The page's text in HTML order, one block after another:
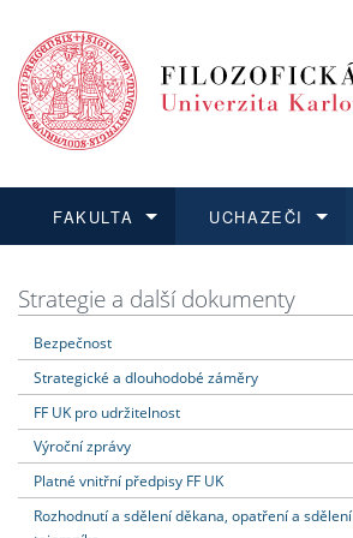
FAKULTA
Dozvědět se více
UCHAZEČI
Podat přihlášku
Dozvědět se více
Dozvědět se více
Dozvědět se více
Strategie a další dokumenty
Bezpečnost
Strategické a dlouhodobé záměry
FF UK pro udržitelnost
Výroční zprávy
Platné vnitřní předpisy FF UK
Rozhodnutí a sdělení děkana, opatření a sdělení